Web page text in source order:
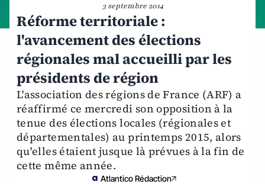
3 septembre 2014
Réforme territoriale :
l'avancement des élections
régionales mal accueilli par les
présidents de région
L'association des régions de France (ARF) a
réaffirmé ce mercredi son opposition à la
tenue des élections locales (régionales et
départementales) au printemps 2015, alors
qu'elles étaient jusque là prévues à la fin de
cette même année.
Atlantico Rédaction